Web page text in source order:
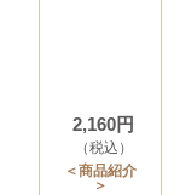
2,160円
（税込）
＜商品紹介
＞